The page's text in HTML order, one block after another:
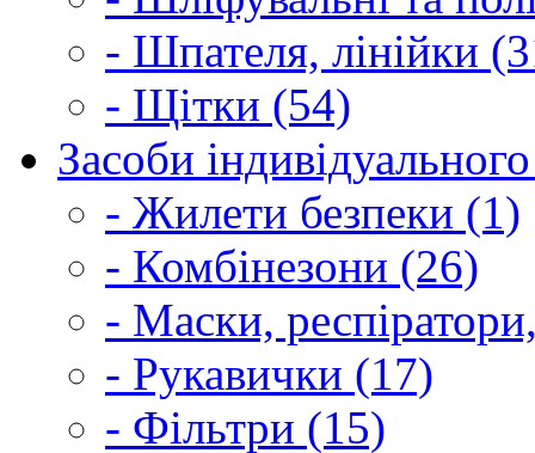
- Шпателя, лінійки
- Щітки (54)
Засоби
- Жилети безпеки (1)
- Комбінезони (26)
- Маски,
- Рукавички (17)
- Фільтри (15)